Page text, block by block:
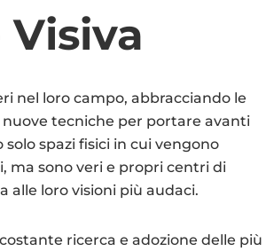
nel loro campo, abbracciando le
tecniche per portare avanti
spazi fisici in cui vengono
ma sono veri e propri centri di
alle loro visioni più audaci.
ricerca e adozione delle più